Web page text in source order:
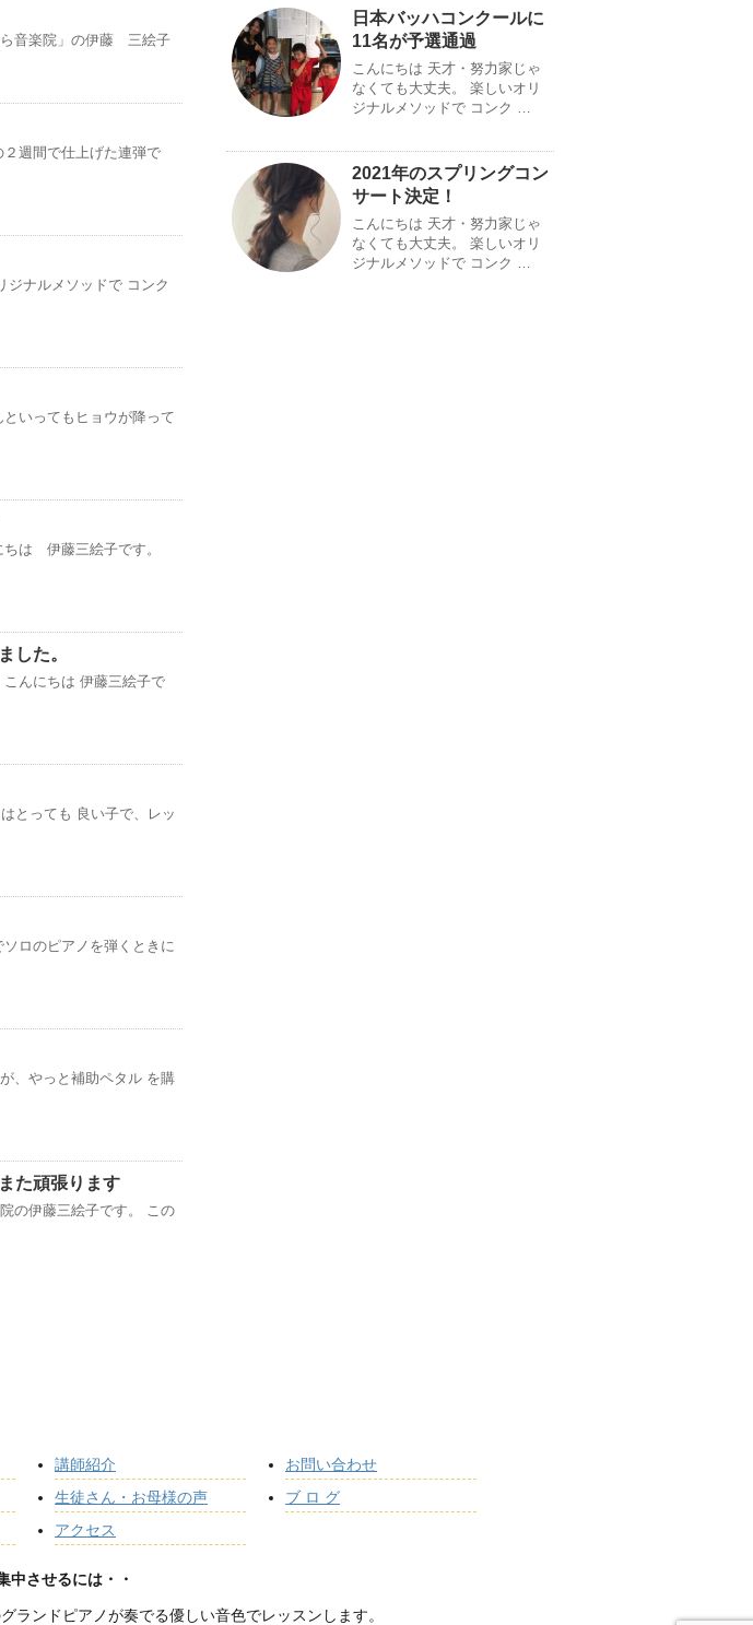
音楽院」の伊藤 三絵子
週間で仕上げた連弾で
ジナルメソッドで コンク
いってもヒョウが降って
ちは 伊藤三絵子です。
した。
こんにちは 伊藤三絵子で
とっても 良い子で、レッ
ロのピアノを弾くときに
、やっと補助ペタル を購
た頑張ります
の伊藤三絵子です。 この
日本バッハコンクールに
11名が予選通過
こんにちは 天才・努力家じゃ
なくても大丈夫。 楽しいオリ
ジナルメソッドで コンク …
2021年のスプリングコン
サート決定！
こんにちは 天才・努力家じゃ
なくても大丈夫。 楽しいオリ
ジナルメソッドで コンク …
講師紹介
生徒さん・お母様の声
アクセス
お問い合わせ
ブ ロ グ
中させるには・・
ランドピアノが奏でる優しい音色でレッスンします。